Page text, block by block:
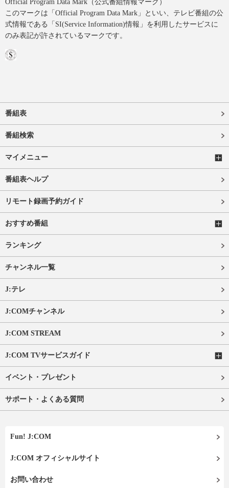
Official Program Data Mark（公式番組情報マーク）
このマークは「Official Program Data Mark」といい、テレビ番組の公
式情報である「SI(Service Information)情報」を利用したサービスに
のみ表記が許されているマークです。
番組表
番組検索
マイメニュー
番組表ヘルプ
リモート録画予約ガイド
おすすめ番組
ランキング
チャンネル一覧
J:テレ
J:COMチャンネル
J:COM STREAM
J:COM TVサービスガイド
イベント・プレゼント
サポート・よくある質問
Fun! J:COM
J:COM オフィシャルサイト
お問い合わせ